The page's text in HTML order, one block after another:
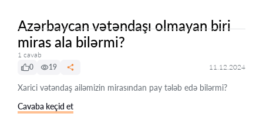
Azərbaycan vətəndaşı olmayan biri
miras ala bilərmi?
1 cavab
0
19 11.12.2024
Xarici vətəndaş ailəmizin mirasından pay tələb edə bilərmi?
Cavaba keçid et